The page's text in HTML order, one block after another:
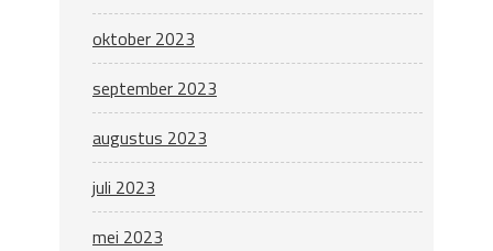
oktober 2023
september 2023
augustus 2023
juli 2023
mei 2023